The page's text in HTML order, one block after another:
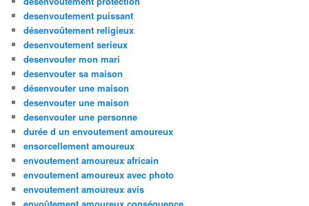
desenvoutement puissant
désenvoûtement religieux
desenvoutement serieux
desenvouter mon mari
desenvouter sa maison
désenvouter une maison
desenvouter une maison
desenvouter une personne
durée d un envoutement amoureux
ensorcellement amoureux
envoutement amoureux africain
envoutement amoureux avec photo
envoutement amoureux avis